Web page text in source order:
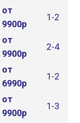
от
9900р
1-2
от
9900р
2-4
от
6990р
1-2
от
9900р
1-3